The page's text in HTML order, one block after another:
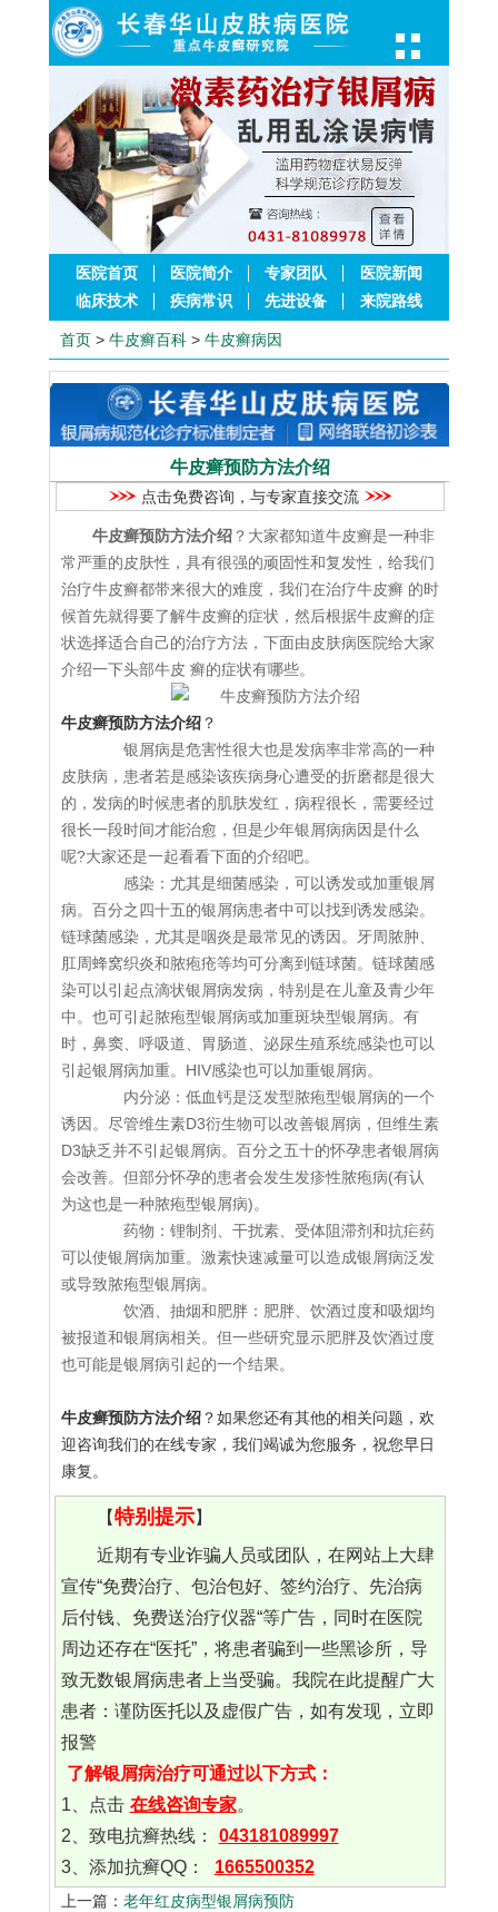
医院首页 医院简介 专家团队
医院新闻
临床技术
疾病常识 先进设备 来院路线
首页 > 牛皮癣百科 > 牛皮癣病因
牛皮癣预防方法介绍
点击免费咨询，与专家直接交流
牛皮癣预防方法介绍 ？大家都知道牛皮癣是一种非
常严重的皮肤性，具有很强的顽固性和复发性，给我们
治疗牛皮癣都带来很大的难度，我们在治疗牛皮癣 的时
候首先就得要了解牛皮癣的症状，然后根据牛皮癣的症
状选择适合自己的治疗方法，下面由皮肤病医院给大家
介绍一下头部牛皮 癣的症状有哪些。
牛皮癣预防方法介绍 ？
银屑病是危害性很大也是发病率非常高的一种
皮肤病，患者若是感染该疾病身心遭受的折磨都是很大
的，发病的时候患者的肌肤发红，病程很长，需要经过
很长一段时间才能治愈，但是少年银屑病病因是什么
呢?大家还是一起看看下面的介绍吧。
感染：尤其是细菌感染，可以诱发或加重银屑
病。百分之四十五的银屑病患者中可以找到诱发感染。
链球菌感染，尤其是咽炎是最常见的诱因。牙周脓肿、
肛周蜂窝织炎和脓疱疮等均可分离到链球菌。链球菌感
染可以引起点滴状银屑病发病，特别是在儿童及青少年
中。也可引起脓疱型银屑病或加重斑块型银屑病。有
时，鼻窦、呼吸道、胃肠道、泌尿生殖系统感染也可以
引起银屑病加重。HIV感染也可以加重银屑病。
内分泌：低血钙是泛发型脓疱型银屑病的一个
诱因。尽管维生素D3衍生物可以改善银屑病，但维生素
D3缺乏并不引起银屑病。百分之五十的怀孕患者银屑病
会改善。但部分怀孕的患者会发生发疹性脓疱病(有认
为这也是一种脓疱型银屑病)。
药物：锂制剂、干扰素、受体阻滞剂和抗疟药
可以使银屑病加重。激素快速减量可以造成银屑病泛发
或导致脓疱型银屑病。
饮酒、抽烟和肥胖：肥胖、饮酒过度和吸烟均
被报道和银屑病相关。但一些研究显示肥胖及饮酒过度
也可能是银屑病引起的一个结果。
牛皮癣预防方法介绍 ？如果您还有其他的相关问题，欢
迎咨询我们的在线专家，我们竭诚为您服务，祝您早日
康复。
【特别提示】
近期有专业诈骗人员或团队，在网站上大肆
宣传“免费治疗、包治包好、签约治疗、先治病
后付钱、免费送治疗仪器“等广告，同时在医院
周边还存在“医托”，将患者骗到一些黑诊所，导
致无数银屑病患者上当受骗。我院在此提醒广大
患者：谨防医托以及虚假广告，如有发现，立即
报警
了解银屑病治疗可通过以下方式：
1、点击 在线咨询专家。
2、致电抗癣热线：
043181089997
3、添加抗癣QQ：
1665500352
上一篇： 老年红皮病型银屑病预防